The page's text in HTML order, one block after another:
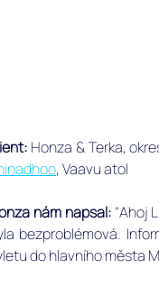
Honza & Terka,
, Vaavu atol
nám napsal: "Ahoj
bezproblémová.
do hlavního města